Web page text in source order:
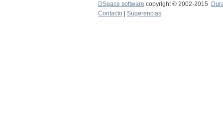
DSpace software copyright © 2002-2015
Contacto
Sugerencias